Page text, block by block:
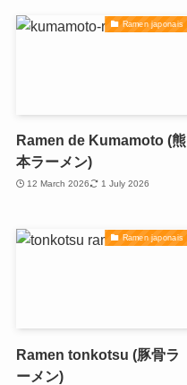
Ramen japonais
Ramen de Kumamoto (熊
本ラーメン)
12 March 2026 1 July 2026
Ramen japonais
Ramen tonkotsu (豚骨ラ
ーメン)